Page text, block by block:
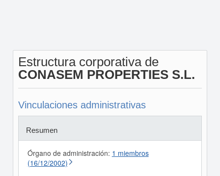
Estructura corporativa de
CONASEM PROPERTIES S.L.
Vinculaciones administrativas
Resumen
Órgano de administración: 1 miembros
(16/12/2002)